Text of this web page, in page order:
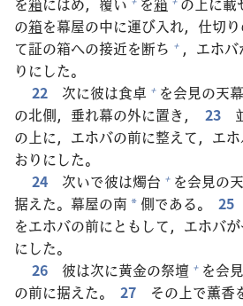
の箱を幕屋の中に運び入れ， 仕切
て証の箱への接近を断ち + ，エホ
りにした。
22
次に彼は食卓 + を会見の天幕
の北側， 垂れ幕の外に置き， 23
の 上に，エホバの前に整えて，エ
おりにした。
24
次いで彼は燭台 + を会見の天
据えた。 幕屋の南 * 側である。 25
をエホバの前にともして，エホバ
にした。
26
彼は次に黄金の祭壇 + を会見
の前に据えた。 27 その 上で薫香